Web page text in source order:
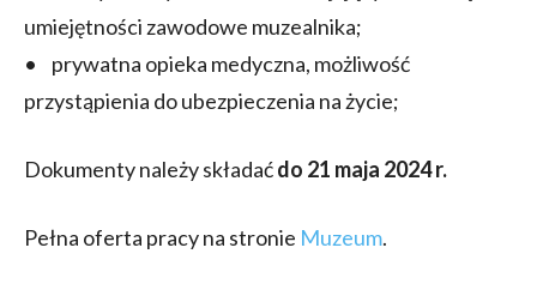
umiejętności zawodowe muzealnika;
• prywatna opieka medyczna, możliwość
przystąpienia do ubezpieczenia na życie;
Dokumenty należy składaćdo 21 maja 2024 r.
Pełna oferta pracy na stronie Muzeum.